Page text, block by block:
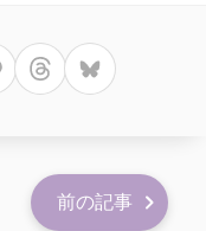
前の記事